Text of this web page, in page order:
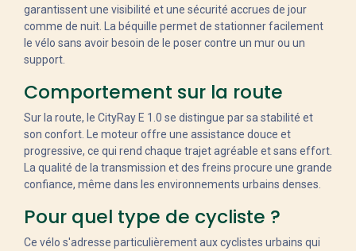
garantissent une visibilité et une sécurité accrues de jour
comme de nuit. La béquille permet de stationner facilement
le vélo sans avoir besoin de le poser contre un mur ou un
support.
Comportement sur la route
Sur la route, le CityRay E 1.0 se distingue par sa stabilité et
son confort. Le moteur offre une assistance douce et
progressive, ce qui rend chaque trajet agréable et sans effort.
La qualité de la transmission et des freins procure une grande
confiance, même dans les environnements urbains denses.
Pour quel type de cycliste ?
Ce vélo s'adresse particulièrement aux cyclistes urbains qui